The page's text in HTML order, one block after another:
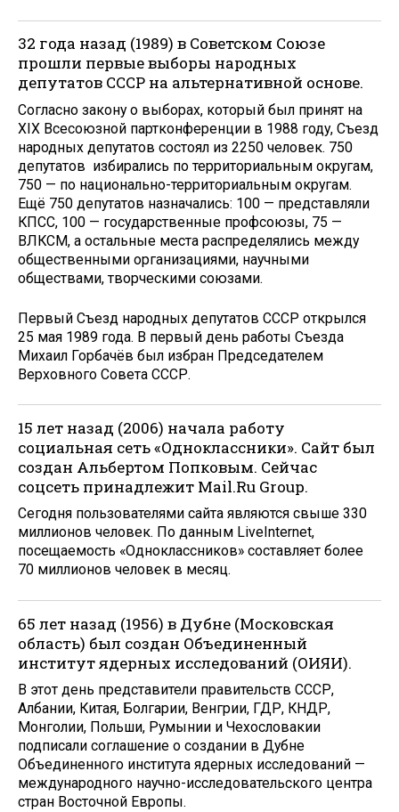
32 года назад (1989) в Советском Союзе
прошли первые выборы народных
депутатов СССР на альтернативной основе.
Согласно закону о выборах, который был принят на
XIX Всесоюзной партконференции в 1988 году, Съезд
народных депутатов состоял из 2250 человек. 750
депутатов избирались по территориальным округам,
750 — по национально-территориальным округам.
Ещё 750 депутатов назначались: 100 — представляли
КПСС, 100 — государственные профсоюзы, 75 —
ВЛКСМ, а остальные места распределялись между
общественными организациями, научными
обществами, творческими союзами.
Первый Съезд народных депутатов СССР открылся
25 мая 1989 года. В первый день работы Съезда
Михаил Горбачёв был избран Председателем
Верховного Совета СССР.
15 лет назад (2006) начала работу
социальная сеть «Одноклассники». Сайт был
создан Альбертом Попковым. Сейчас
соцсеть принадлежит Mail.Ru Group.
Сегодня пользователями сайта являются свыше 330
миллионов человек. По данным LiveInternet,
посещаемость «Одноклассников» составляет более
70 миллионов человек в месяц.
65 лет назад (1956) в Дубне (Московская
область) был создан Объединенный
институт ядерных исследований (ОИЯИ).
В этот день представители правительств СССР,
Албании, Китая, Болгарии, Венгрии, ГДР, КНДР,
Монголии, Польши, Румынии и Чехословакии
подписали соглашение о создании в Дубне
Объединенного института ядерных исследований —
международного научно-исследовательского центра
стран Восточной Европы.